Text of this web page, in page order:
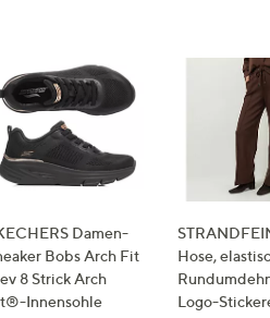
Damen-
Bobs Arch Fit
8 Strick Arch
Innensohle
Hose,
Logo-